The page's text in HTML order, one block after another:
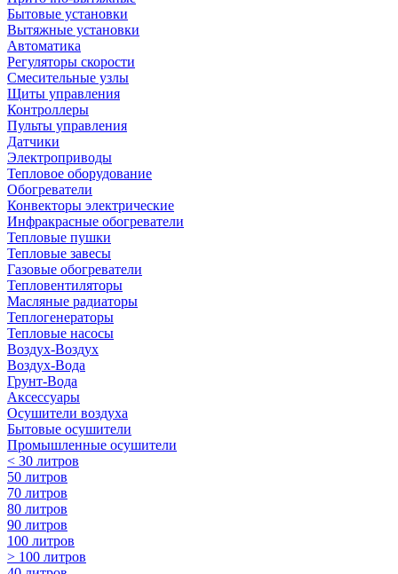
Бытовые установки
Вытяжные установки
Автоматика
Регуляторы скорости
Смесительные узлы
Щиты управления
Контроллеры
Пульты управления
Датчики
Электроприводы
Тепловое оборудование
Обогреватели
Конвекторы электрические
Инфракрасные обогреватели
Тепловые пушки
Тепловые завесы
Газовые обогреватели
Тепловентиляторы
Масляные радиаторы
Теплогенераторы
Тепловые насосы
Воздух-Воздух
Воздух-Вода
Грунт-Вода
Аксессуары
Осушители воздуха
Бытовые осушители
Промышленные осушители
< 30 литров
50 литров
70 литров
80 литров
90 литров
100 литров
> 100 литров